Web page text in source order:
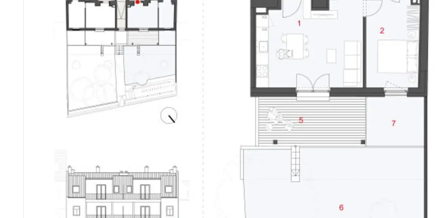
Die Wärmeversorgung erfolgt umweltfreundlich über eine moderne Luft-/Wasserwärmepumpe und entspricht damit einem zeitgemäßen, nachhaltigen Energiekonzept.
Abgerundet wird das Angebot durch durchdachte Allgemeinbereiche wie praktische Einlagerungsräume, einen eigenen Kinderwagenraum sowie überdachte Fahrradabstellplätze mit direktem Zugang zum Wiental-Radweg – eine ideale Lösung für einen aktiven und komfortablen Alltag.
LAGEQUALITÄT ZWISCHEN NATUR, ELEGANZ UND URBANER LEBENSQUALITÄT
Hietzing zählt seit jeher zu den exklusivsten und begehrtesten Wohnlagen Wiens – geprägt von stilvollen Altbauten, großzügigen Grünflächen und einer gewachsenen, ruhigen Wohnstruktur. Genau hier entfaltet dieses Projekt seine besondere Stärke.
Die unmittelbare Nähe zum Lainzer Tiergarten eröffnet ein außergewöhnliches Naturerlebnis direkt vor der Haustüre. Ob Spaziergänge, sportliche Aktivitäten oder einfach Ruhe im Grünen – hier entsteht Lebensqualität, die im urbanen Raum selten geworden ist.
Gleichzeitig überzeugt die Lage durch eine hervorragend ausgebaute Infrastruktur: Nahversorger, Schulen, Kindergärten sowie medizinische Einrichtungen sind schnell erreichbar und sorgen für einen komfortablen Alltag.
Die Anbindung an das öffentliche Verkehrsnetz sowie an das Wiener Straßensystem ist ausgezeichnet. Dadurch gelangen Sie sowohl in kurzer Zeit in die Innenstadt als auch bequem ins Umland.
Diese Kombination aus Ruhe, Natur, gewachsener Eleganz und urbaner Erreichbarkeit macht Hietzing zu einer der nachhaltig wertstabilsten Wohnlagen Wiens – und zu einem Standort mit langfristigem Potenzial.
ZUSAMMENFASSUNG